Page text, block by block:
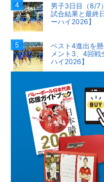
男子3日目（8/7
試合結果と最終
ーハイ2026】
ベスト4進出を
メント3、4回戦
ハイ2026】